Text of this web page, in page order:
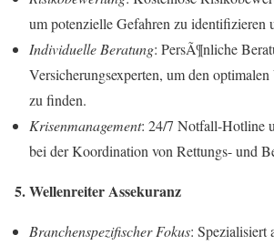
um potenzielle Gefahren zu identifizieren
Individuelle Beratung: PersÃ¶nliche
Versicherungsexperten, um den
zu finden.
Krisenmanagement: 24/7 Notfall-Hotline
bei der Koordination von Rettungs- und
5. Wellenreiter Assekuranz
Branchenspezifischer Fokus: Spezialisiert